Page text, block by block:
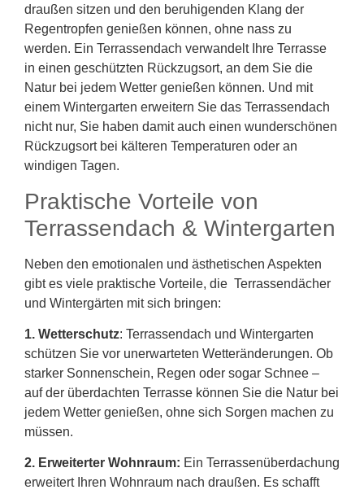
draußen sitzen und den beruhigenden Klang der
Regentropfen genießen können, ohne nass zu
werden. Ein Terrassendach verwandelt Ihre Terrasse
in einen geschützten Rückzugsort, an dem Sie die
Natur bei jedem Wetter genießen können. Und mit
einem Wintergarten erweitern Sie das Terrassendach
nicht nur, Sie haben damit auch einen wunderschönen
Rückzugsort bei kälteren Temperaturen oder an
windigen Tagen.
Praktische Vorteile von
Terrassendach & Wintergarten
Neben den emotionalen und ästhetischen Aspekten
gibt es viele praktische Vorteile, die Terrassendächer
und Wintergärten mit sich bringen:
1. Wetterschutz: Terrassendach und Wintergarten
schützen Sie vor unerwarteten Wetteränderungen. Ob
starker Sonnenschein, Regen oder sogar Schnee –
auf der überdachten Terrasse können Sie die Natur bei
jedem Wetter genießen, ohne sich Sorgen machen zu
müssen.
2. Erweiterter Wohnraum: Ein Terrassenüberdachung
erweitert Ihren Wohnraum nach draußen. Es schafft